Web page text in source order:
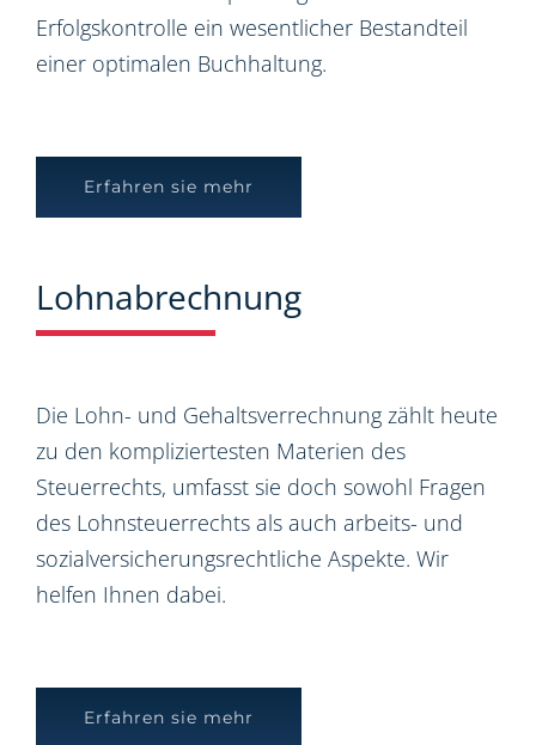
Erfolgskontrolle ein wesentlicher Bestandteil
einer optimalen Buchhaltung.
Erfahren sie mehr
Lohnabrechnung
Die Lohn- und Gehaltsverrechnung zählt heute
zu den kompliziertesten Materien des
Steuerrechts, umfasst sie doch sowohl Fragen
des Lohnsteuerrechts als auch arbeits- und
sozialversicherungsrechtliche Aspekte. Wir
helfen Ihnen dabei.
Erfahren sie mehr